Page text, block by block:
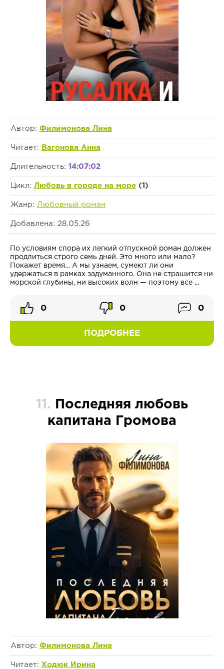
Автор: Филимонова Лина
Читает: Вагонова Анна
Длительность: 14:07:02
Цикл: Любовь в городе на море (1)
Жанр: Любовный роман
Добавлена: 28.05.26
По условиям спора их легкий отпускной роман должен
продлиться строго семь дней. Это много или мало?
Покажет время… А мы узнаем, сумеют ли они
удержаться в рамках задуманного. Она не страшится ни
морской глубины, ни высоких волн — поэтому все ...
ПОДРОБНЕЕ
0 0 0
11.
Последняя любовь
капитана Громова
Автор: Филимонова Лина
Читает: Ходюк Ирина